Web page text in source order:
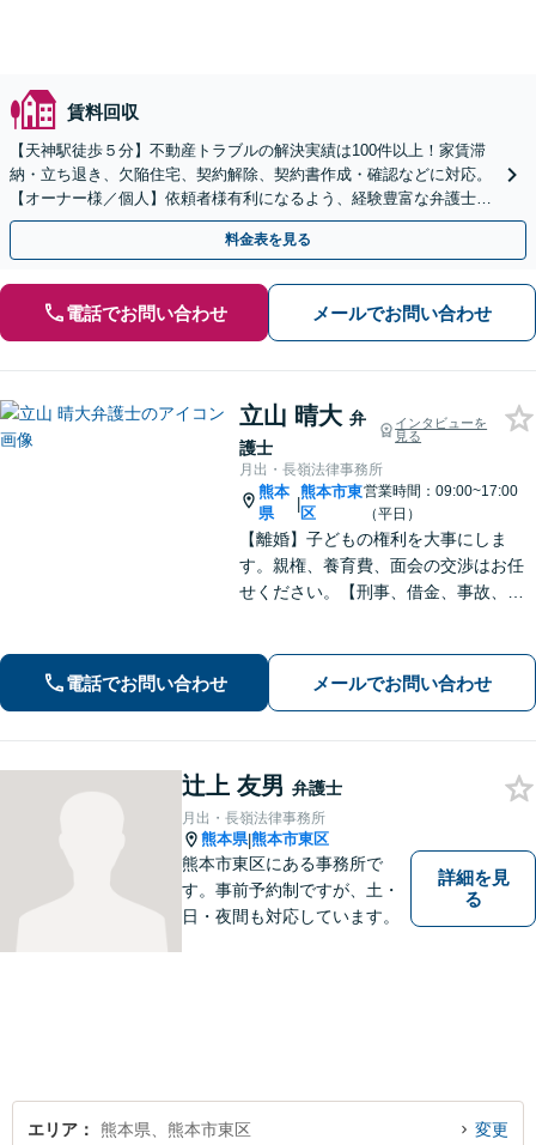
賃料回収
【天神駅徒歩５分】不動産トラブルの解決実績は100件以上！家賃滞
納・立ち退き、欠陥住宅、契約解除、契約書作成・確認などに対応。
【オーナー様／個人】依頼者様有利になるよう、経験豊富な弁護士が
交渉いたします。まずは電話相談からお越しください
料金表を見る
電話でお問い合わせ メールでお問い合わせ
立山 晴大 弁
護士
インタビューを
見る
月出・長嶺法律事務所
熊本
県
|
熊本市東
区
営業時間：09:00~17:00
（平日）
【離婚】子どもの権利を大事にしま
す。親権、養育費、面会の交渉はお任
せください。【刑事、借金、事故、労
いは豊富な経験あり。
電話でお問い合わせ メールでお問い合わせ
辻上 友男 弁護士
月出・長嶺法律事務所
熊本県|熊本市東区
熊本市東区にある事務所で
す。事前予約制ですが、土・
日・夜間も対応しています。
詳細を見
る
エリア 熊本県、熊本市東区 変更